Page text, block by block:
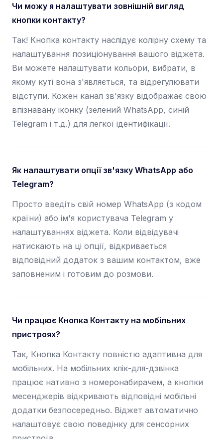
Чи можу я налаштувати зовнішній вигляд
кнопки контакту?
Так! Кнопка контакту наслідує колірну схему та
налаштування позиціонування вашого віджета.
Ви можете налаштувати кольори, вибрати, в
якому куті вона з'являється, та відрегулювати
відступи. Кожен канал зв'язку відображає свою
впізнавану іконку (зелений WhatsApp, синій
Telegram і т.д.) для легкої ідентифікації.
Як налаштувати опції зв'язку WhatsApp або
Telegram?
Просто введіть свій номер WhatsApp (з кодом
країни) або ім'я користувача Telegram у
налаштуваннях віджета. Коли відвідувачі
натискають на ці опції, відкривається
відповідний додаток з вашим контактом, вже
заповненим і готовим до розмови.
Чи працює Кнопка Контакту на мобільних
пристроях?
Так, Кнопка Контакту повністю адаптивна для
мобільних. На мобільних клік-для-дзвінка
працює нативно з номеронабирачем, а кнопки
месенджерів відкривають відповідні мобільні
додатки безпосередньо. Віджет автоматично
налаштовує свою поведінку для сенсорних